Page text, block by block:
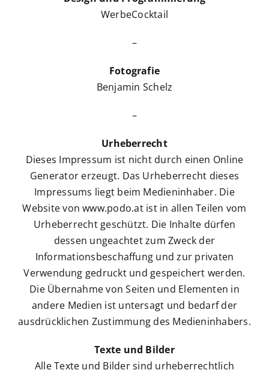
WerbeCocktail
–
Fotografie
Benjamin Schelz
–
Urheberrecht
Dieses Impressum ist nicht durch einen Online
Generator erzeugt. Das Urheberrecht dieses
Impressums liegt beim Medieninhaber. Die
Website von www.podo.at ist in allen Teilen vom
Urheberrecht geschützt. Die Inhalte dürfen
dessen ungeachtet zum Zweck der
Informationsbeschaffung und zur privaten
Verwendung gedruckt und gespeichert werden.
Die Übernahme von Seiten und Elementen in
andere Medien ist untersagt und bedarf der
ausdrücklichen Zustimmung des Medieninhabers.
Texte und Bilder
Alle Texte und Bilder sind urheberrechtlich